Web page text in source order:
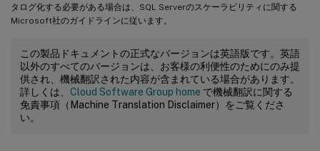
タログ化する必要がある場合は、SQL Serverのスケーラビリティに関する
Microsoft社のガイドラインに従います。
この製品ドキュメントの正式なバージョンは英語版です。英語
以外のすべてのバージョンは、お客様の利便性のためにのみ提
供され、機械翻訳された内容が含まれている場合があります。
詳しくは、 Cloud Software Group home で機械翻訳に関する
免責事項（Machine Translation Disclaimer）をご覧くださ
い。